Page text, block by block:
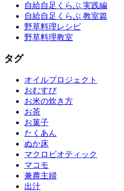
自給自足くらぶ 実践編
自給自足くらぶ 教室篇
野草料理レシピ
野草料理教室
タグ
オイルプロジェクト
おむすび
お米の炊き方
お茶
お菓子
たくあん
ぬか床
マクロビオティック
マコモ
兼農主婦
出汁